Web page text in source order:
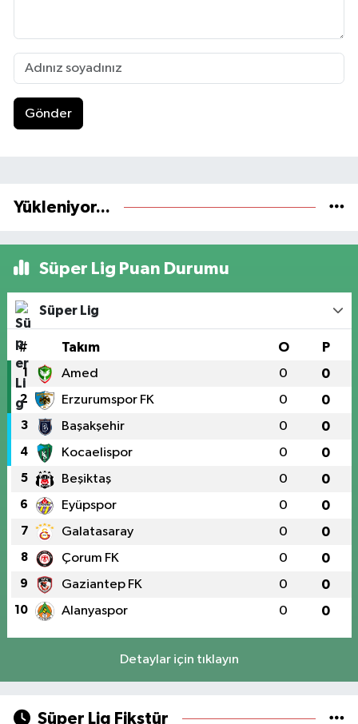
Gönder
Yükleniyor...
Süper Lig Puan Durumu
Süper Lig
# Takım O P
1 Amed 0 0
2 Erzurumspor FK 0 0
3 Başakşehir 0 0
4 Kocaelispor 0 0
5 Beşiktaş 0 0
6 Eyüpspor 0 0
7 Galatasaray 0 0
8 Çorum FK 0 0
9 Gaziantep FK 0 0
10 Alanyaspor 0 0
Detaylar için tıklayın
Süper Lig Fikstür